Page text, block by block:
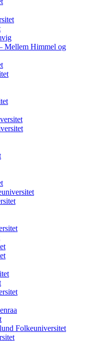
Mellem Himmel og
Folkeuniversitet